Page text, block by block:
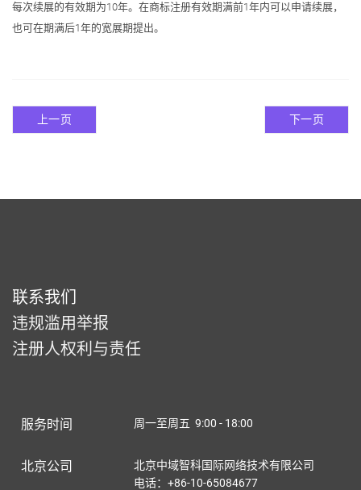
每次续展的有效期为10年。在商标注册有效期满前1年内可以申请续展，
也可在期满后1年的宽展期提出。
上一页 下一页
联系我们
违规滥用举报
注册人权利与责任
服务时间 周一至周五 9:00 - 18:00
北京公司
北京中域智科国际网络技术有限公司
电话：+86-10-65084677